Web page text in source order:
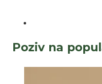
Poziv na